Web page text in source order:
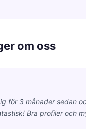
om oss
för 3 månader sedan
Bra profiler och